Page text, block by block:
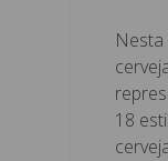
Nesta
18